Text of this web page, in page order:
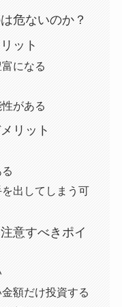
危ないのか？
ット
になる
がある
リット
出してしまう可
意すべきポイ
額だけ投資する